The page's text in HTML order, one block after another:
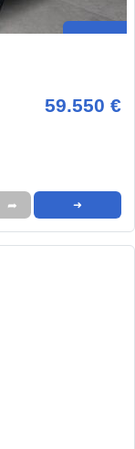
59.550 €
➦ ➜